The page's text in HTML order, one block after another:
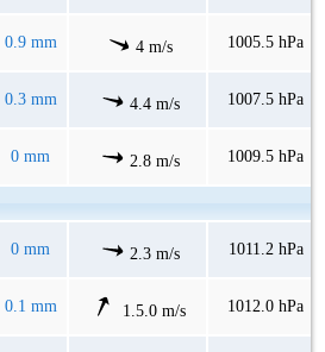
0.9 mm 4 m/s 1005.5 hPa
0.3 mm 4.4 m/s 1007.5 hPa
0 mm 2.8 m/s 1009.5 hPa
0 mm 2.3 m/s 1011.2 hPa
0.1 mm 1.5.0 m/s 1012.0 hPa